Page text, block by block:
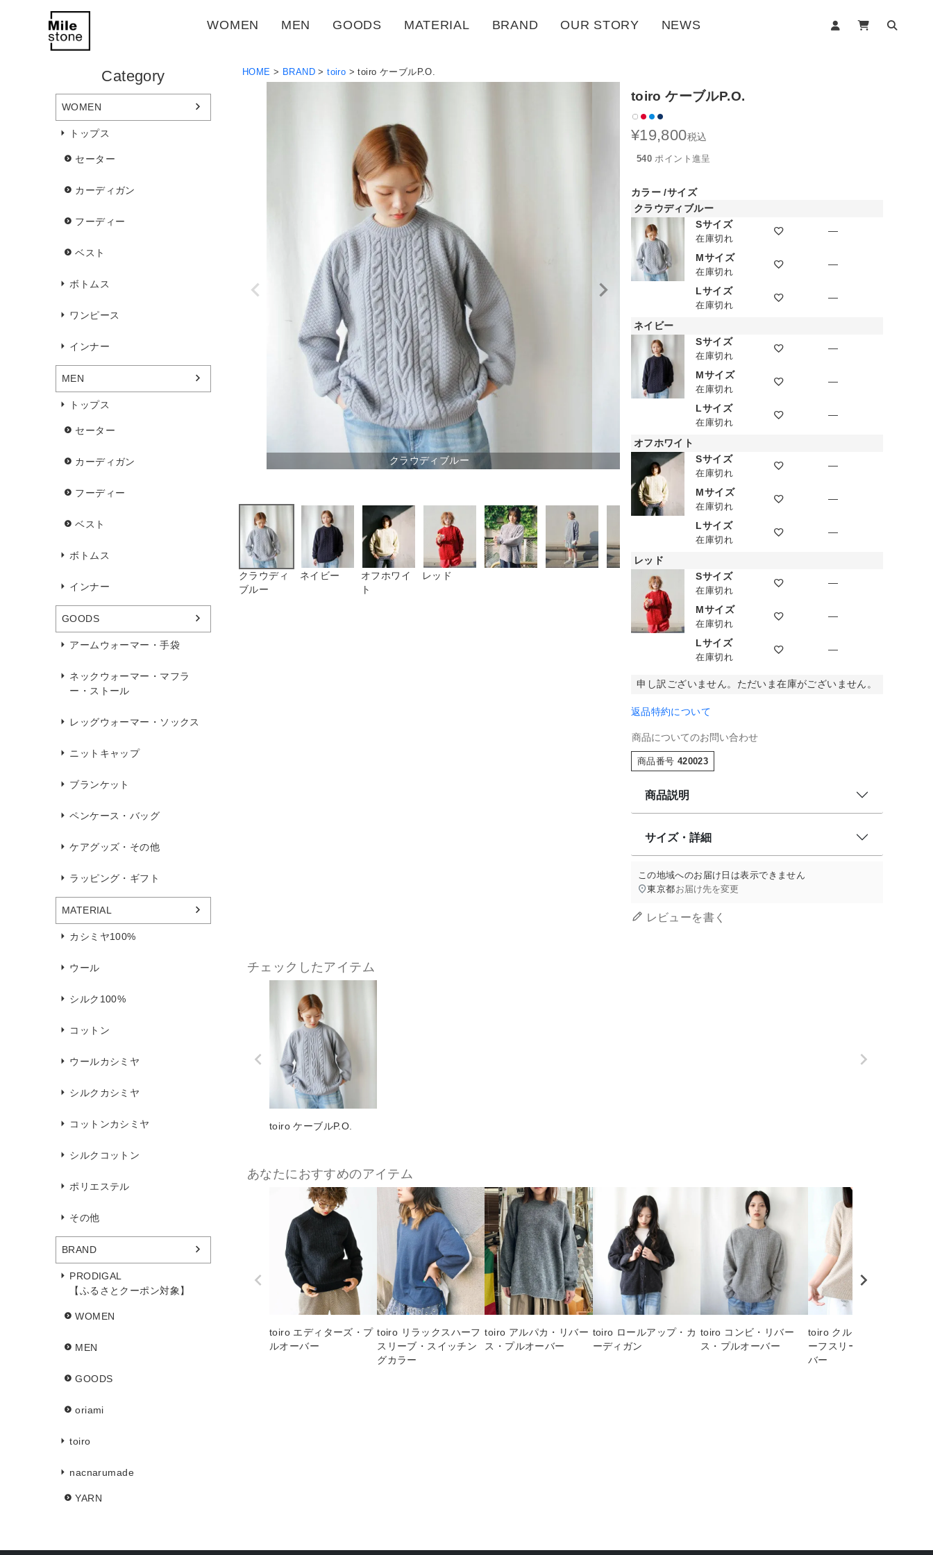
WOMEN MEN GOODS MATERIAL BRAND OUR STORY NEWS
Category
WOMEN
トップス
セーター
カーディガン
フーディー
ベスト
ボトムス
ワンピース
インナー
MEN
トップス
セーター
カーディガン
フーディー
ベスト
ボトムス
インナー
GOODS
アームウォーマー・手袋
ネックウォーマー・マフラ
ー・ストール
レッグウォーマー・ソックス
ニットキャップ
ブランケット
ペンケース・バッグ
ケアグッズ・その他
ラッピング・ギフト
MATERIAL
カシミヤ100%
ウール
シルク100%
コットン
ウールカシミヤ
シルクカシミヤ
コットンカシミヤ
シルクコットン
ポリエステル
その他
BRAND
PRODIGAL
【ふるさとクーポン対象】
WOMEN
MEN
GOODS
oriami
toiro
nacnarumade
YARN
HOME BRAND toiro toiro ケーブルP.O.
クラウディブルー ネイビー
クラウディ
ブルー
ネイビー
オフホワイ
ト
レッド
toiro ケーブルP.O.
¥19,800税込
540 ポイント進呈
カラー サイズ
クラウディブルー
Sサイズ
在庫切れ
—
Mサイズ
在庫切れ
—
Lサイズ
在庫切れ
—
ネイビー
Sサイズ
在庫切れ
—
Mサイズ
在庫切れ
—
Lサイズ
在庫切れ
—
オフホワイト
Sサイズ
在庫切れ
—
Mサイズ
在庫切れ
—
Lサイズ
在庫切れ
—
レッド
Sサイズ
在庫切れ
—
Mサイズ
在庫切れ
—
Lサイズ
在庫切れ
—
申し訳ございません。ただいま在庫がございません。
返品特約について
商品についてのお問い合わせ
商品番号 420023
商品説明
サイズ・詳細
この地域へのお届け日は表示できません
東京都お届け先を変更
レビューを書く
チェックしたアイテム
toiro ケーブルP.O.
あなたにおすすめのアイテム
toiro エディターズ・プ
ルオーバー
toiro リラックスハーフ
スリーブ・スイッチン
グカラー
toiro アルパカ・リバー
ス・プルオーバー
toiro ロールアップ・カ
ーディガン
toiro コンビ・リバー
ス・プルオーバー
toiro クルーネック・ハ
ーフスリーブプルオー
バー